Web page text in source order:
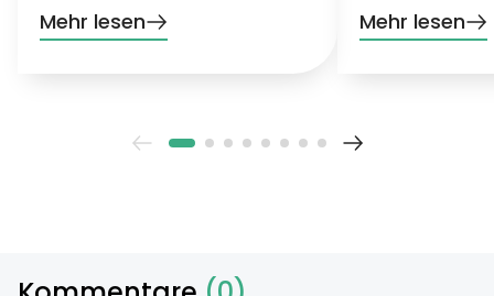
Pflanzen einen genau so schönen
Ort zum Wachsen und Gedeihen
Mehr lesen Mehr lesen